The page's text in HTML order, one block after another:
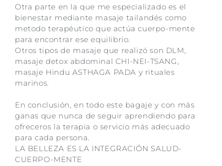
Otra parte en la que me especializado es el
bienestar mediante masaje tailandés como
metodo terapéutico que actúa cuerpo-mente
para encontrar ese equilibrio.
Otros tipos de masaje que realizó son DLM,
masaje detox abdominal CHI-NEI-TSANG,
masaje Hindu ASTHAGA PADA y rituales
marinos.
En conclusión, en todo este bagaje y con más
ganas que nunca de seguir aprendiendo para
ofreceros la terapia o servicio más adecuado
para cada persona.
LA BELLEZA ES LA INTEGRACIÓN SALUD-
CUERPO-MENTE